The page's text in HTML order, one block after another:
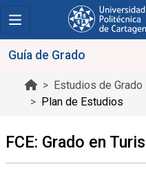
Estudios de Grado
Plan de Estudios
Guía de Grado
FCE: Grado en